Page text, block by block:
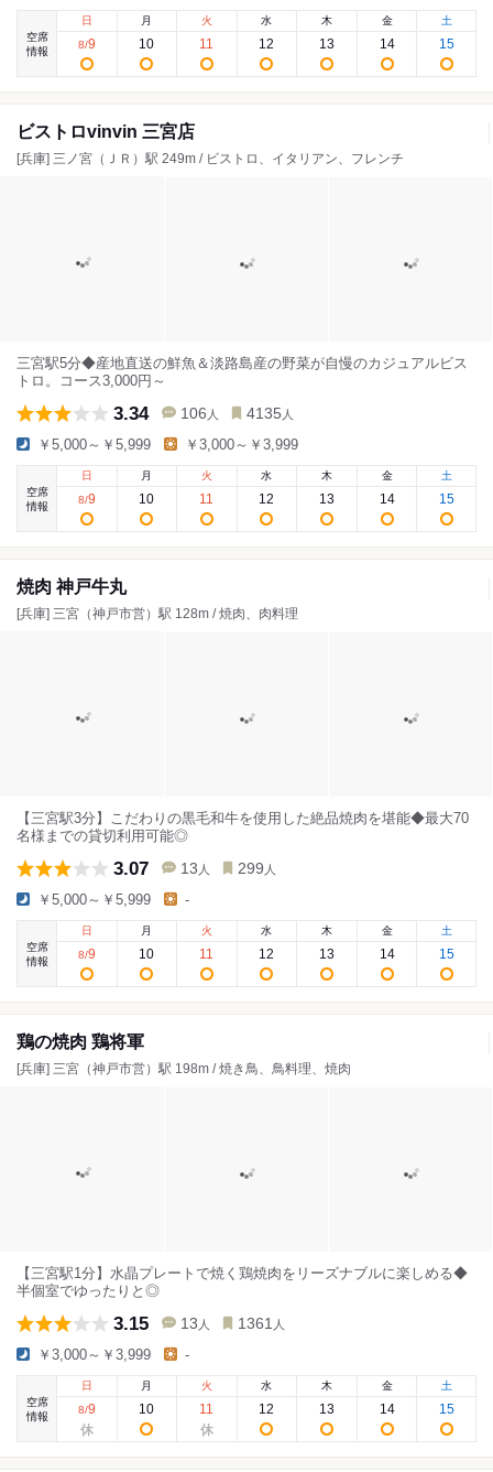
空席
情報
日
8/9
月
10
火
11
水
12
木
13
金
14
土
15
ビストロvinvin 三宮店
[兵庫] 三ノ宮（ＪＲ）駅 249m / ビストロ、イタリアン、フレンチ
三宮駅5分◆産地直送の鮮魚＆淡路島産の野菜が自慢のカジュアルビス
トロ。コース3,000円～
3.34 106 人 4135 人
￥5,000～￥5,999 ￥3,000～￥3,999
空席
情報
日
8/9
月
10
火
11
水
12
木
13
金
14
土
15
焼肉 神戸牛丸
[兵庫] 三宮（神戸市営）駅 128m / 焼肉、肉料理
【三宮駅3分】こだわりの黒毛和牛を使用した絶品焼肉を堪能◆最大70
名様までの貸切利用可能◎
3.07 13 人 299 人
￥5,000～￥5,999 -
空席
情報
日
8/9
月
10
火
11
水
12
木
13
金
14
土
15
鶏の焼肉 鶏将軍
[兵庫] 三宮（神戸市営）駅 198m / 焼き鳥、鳥料理、焼肉
【三宮駅1分】水晶プレートで焼く鶏焼肉をリーズナブルに楽しめる◆
半個室でゆったりと◎
3.15 13 人 1361 人
￥3,000～￥3,999 -
空席
情報
日
8/9
月
10
火
11
水
12
木
13
金
14
土
15